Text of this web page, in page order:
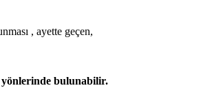
, ayette geçen,
yönlerinde bulunabilir.